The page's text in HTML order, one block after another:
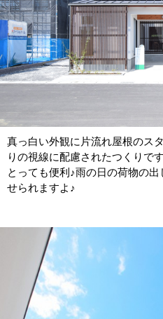
真っ白い外観に片流れ屋根のス
りの視線に配慮されたつくりで
とっても便利♪雨の日の荷物の
せられますよ♪